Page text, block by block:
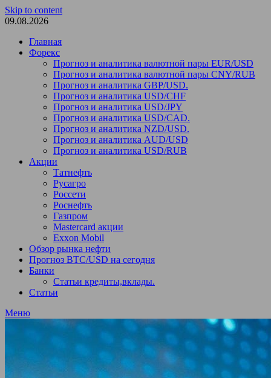
Skip to content
09.08.2026
Главная
Форекс
Прогноз и аналитика валютной пары EUR/USD
Прогноз и аналитика валютной пары CNY/RUB
Прогноз и аналитика GBP/USD.
Прогноз и аналитика USD/CHF
Прогноз и аналитика USD/JPY
Прогноз и аналитика USD/CAD.
Прогноз и аналитика NZD/USD.
Прогноз и аналитика AUD/USD
Прогноз и аналитика USD/RUB
Акции
Татнефть
Русагро
Россети
Роснефть
Газпром
Mastercard акции
Exxon Mobil
Обзор рынка нефти
Прогноз BTC/USD на сегодня
Банки
Статьи кредиты,вклады.
Статьи
Меню